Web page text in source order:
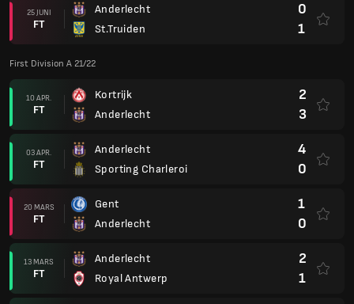
25 JUNI
FT
Anderlecht
St.Truiden
0
1
First Division A 21/22
10 APR.
FT
Kortrijk
Anderlecht
2
3
03 APR.
FT
Anderlecht
Sporting Charleroi
4
0
20 MARS
FT
Gent
Anderlecht
1
0
13 MARS
FT
Anderlecht
Royal Antwerp
2
1